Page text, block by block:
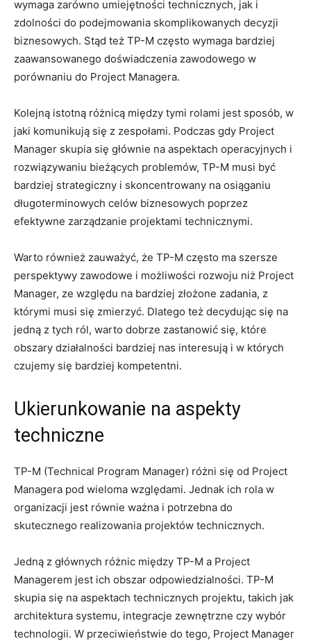
⁣wymaga zarówno umiejętności technicznych, jak i
zdolności do podejmowania skomplikowanych decyzji
biznesowych. Stąd też TP-M⁤ często wymaga bardziej
zaawansowanego doświadczenia zawodowego w
porównaniu do Project Managera.
Kolejną istotną różnicą między tymi⁣ rolami jest sposób, w
jaki komunikują się⁣ z zespołami. Podczas gdy‍ Project
Manager skupia się głównie ‍na aspektach operacyjnych i​
rozwiązywaniu bieżących ⁤problemów,⁣ TP-M musi​ być
bardziej strategiczny i skoncentrowany ⁢na osiąganiu
długoterminowych celów ​biznesowych poprzez
efektywne zarządzanie​ projektami technicznymi.
Warto również zauważyć, ⁣że TP-M ⁤często ma ‍szersze
perspektywy zawodowe i możliwości ⁣rozwoju niż Project
Manager, ze względu na bardziej‍ złożone zadania, z⁣
którymi musi się zmierzyć. Dlatego też decydując się na⁣
jedną‌ z tych ról, warto ⁣dobrze zastanowić‍ się, które
obszary działalności bardziej nas interesują ⁢i w których
czujemy⁢ się ⁣bardziej‌ kompetentni.
Ukierunkowanie na aspekty
‌techniczne
TP-M‍ (Technical Program ‌Manager)‌ różni się ​od Project
Managera pod wieloma względami. Jednak ich ⁢rola​ w
organizacji jest równie⁤ ważna i potrzebna⁤ do
‍skutecznego realizowania projektów technicznych.
Jedną z głównych różnic między ‍TP-M a Project
Managerem jest ich obszar odpowiedzialności. TP-M
skupia⁣ się‌ na aspektach technicznych projektu, takich jak‍
architektura systemu, integracje zewnętrzne czy wybór
technologii. W ⁤przeciwieństwie do​ tego, Project⁢ Manager